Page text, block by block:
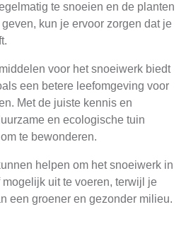
te snoeien en de planten
kun je ervoor zorgen dat je
voor het snoeiwerk biedt
een betere leefomgeving voor
Met de juiste kennis en
en ecologische tuin
te bewonderen.
helpen om het snoeiwerk in
uit te voeren, terwijl je
een groener en gezonder milieu.